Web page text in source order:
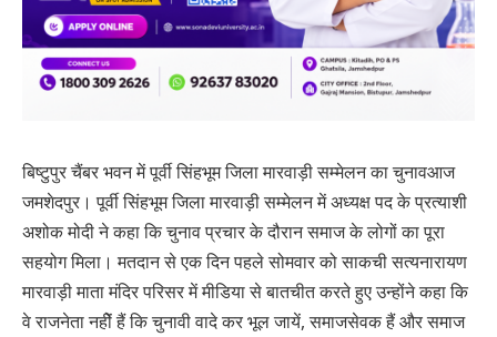
बिष्टुपुर चैंबर भवन में पूर्वी सिंहभूम जिला मारवाड़ी सम्मेलन का चुनावआज
जमशेदपुर। पूर्वी सिंहभूम जिला मारवाड़ी सम्मेलन में अध्यक्ष पद के प्रत्याशी
अशोक मोदी ने कहा कि चुनाव प्रचार के दौरान समाज के लोगों का पूरा
सहयोग मिला। मतदान से एक दिन पहले सोमवार को साकची सत्यनारायण
मारवाड़ी माता मंदिर परिसर में मीडिया से बातचीत करते हुए उन्होंने कहा कि
वे राजनेता नहीें हैं कि चुनावी वादे कर भूल जायें, समाजसेवक हैं और समाज